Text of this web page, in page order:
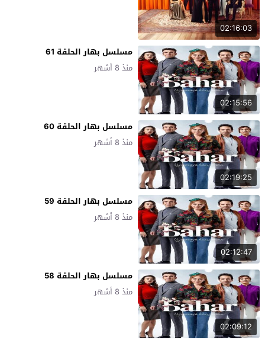
02:16:03
02:15:56
مسلسل بهار الحلقة 61
منذ 8 أشهر
02:19:25
مسلسل بهار الحلقة 60
منذ 8 أشهر
02:12:47
مسلسل بهار الحلقة 59
منذ 8 أشهر
02:09:12
مسلسل بهار الحلقة 58
منذ 8 أشهر